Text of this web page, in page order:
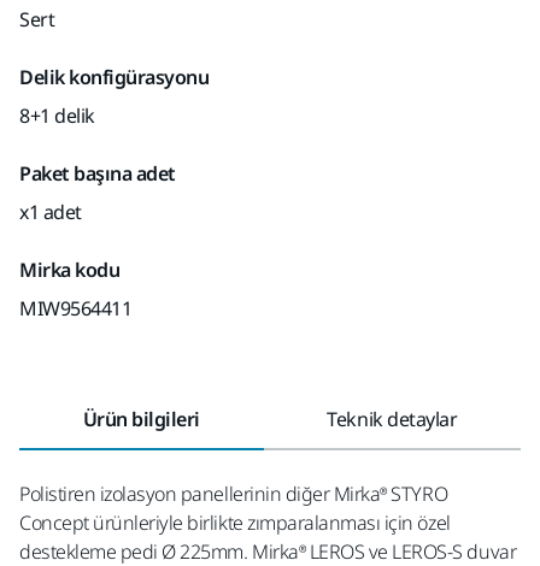
Sert
Delik konfigürasyonu
8+1 delik
Paket başına adet
x1 adet
Mirka kodu
MIW9564411
Ürün bilgileri Teknik detaylar
Polistiren izolasyon panellerinin diğer Mirka® STYRO
Concept ürünleriyle birlikte zımparalanması için özel
destekleme pedi Ø 225mm. Mirka® LEROS ve LEROS-S duvar